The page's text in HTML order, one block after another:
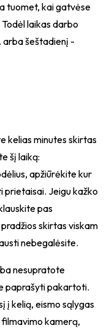
tuomet, kai gatvėse
laikas darbo
arba šeštadienį -
kelias minutes skirtas
šį laiką:
apžiūrėkite kur
prietaisai. Jeigu kažko
pas
skirtas viskam
nebegalėsite.
nesupratote
paprašyti pakartoti.
į kelią, eismo sąlygas
kamerą,